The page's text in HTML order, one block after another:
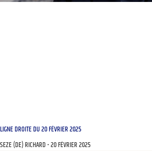
LIGNE DROITE DU 20 FÉVRIER 2025
SEZE (DE) RICHARD 20 FÉVRIER 2025